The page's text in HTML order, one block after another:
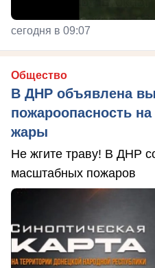
сегодня в 09:07
Общество
В ДНР объявлена
пожароопасность
жары
Не жгите траву! В ДНР
масштабных пожаров